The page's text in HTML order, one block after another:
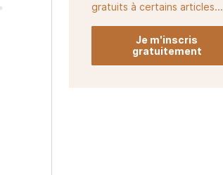
gratuits à certains articles...
Je m'inscris
gratuitement